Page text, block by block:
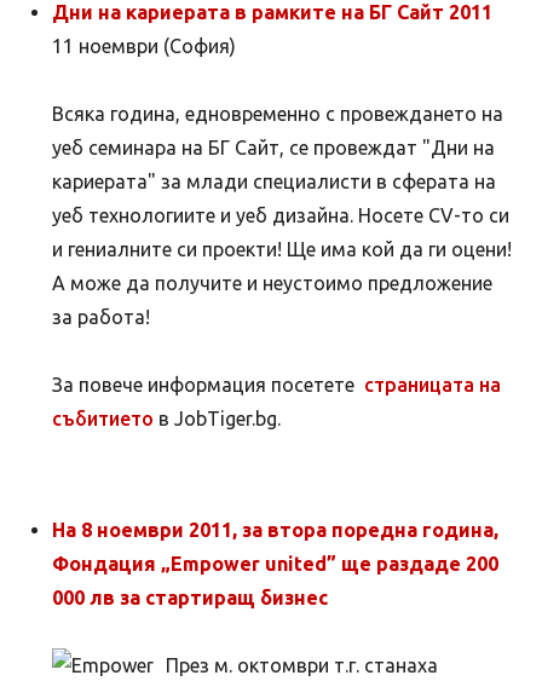
Дни на кариерата в рамките на БГ Сайт 2011
11 ноември (София)
Всяка година, едновременно с провеждането на
уеб семинара на БГ Сайт, се провеждат "Дни на
кариерата" за млади специалисти в сферата на
уеб технологиите и уеб дизайна. Носете CV-то си
и гениалните си проекти! Ще има кой да ги оцени!
А може да получите и неустоимо предложение
за работа!
За повече информация посетете страницата на
събитието в JobTiger.bg.
На 8 ноември 2011, за втора поредна година,
Фондация „Empower united” ще раздаде 200
000 лв за стартиращ бизнес
През м. октомври т.г. станаха